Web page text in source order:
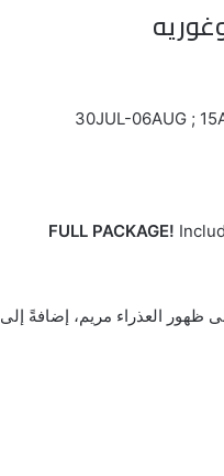
30JUL-06AUG ;
FULL PACKAGE!
ظهور العذراء مريم، إضافةً إلى